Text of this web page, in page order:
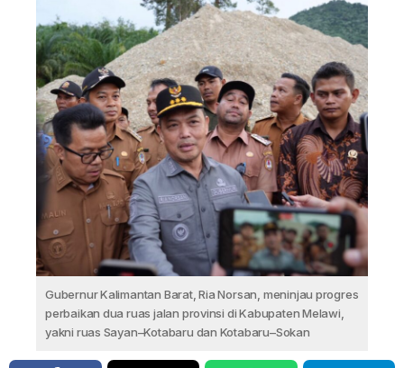
Gubernur Kalimantan Barat, Ria Norsan, meninjau progres
perbaikan dua ruas jalan provinsi di Kabupaten Melawi,
yakni ruas Sayan–Kotabaru dan Kotabaru–Sokan